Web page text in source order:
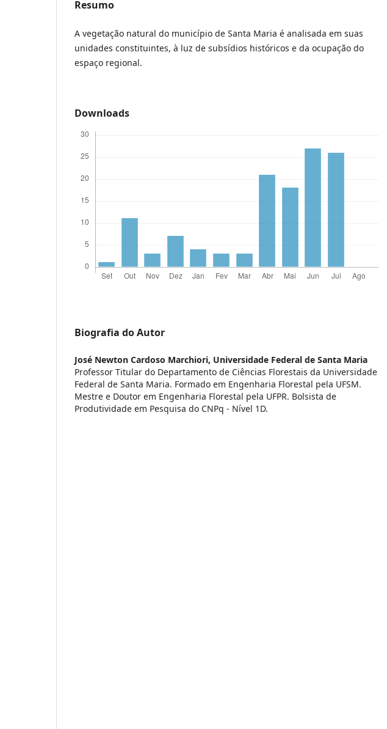
Resumo
A vegetação natural do município de Santa Maria é analisada em suas
unidades constituintes, à luz de subsídios históricos e da ocupação do
espaço regional.
Downloads
Biografia do Autor
José Newton Cardoso Marchiori, Universidade Federal de Santa Maria
Professor Titular do Departamento de Ciências Florestais da Universidade
Federal de Santa Maria. Formado em Engenharia Florestal pela UFSM.
Mestre e Doutor em Engenharia Florestal pela UFPR. Bolsista de
Produtividade em Pesquisa do CNPq - Nível 1D.